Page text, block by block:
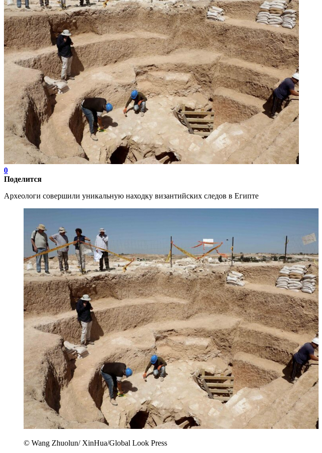
0
Поделится
Археологи совершили уникальную находку византийских следов в Египте
© Wang Zhuolun/ XinHua/Global Look Press